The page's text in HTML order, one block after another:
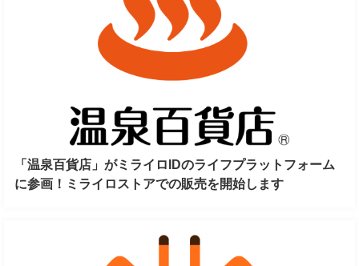
「温泉百貨店」がミライロIDのライフプラットフォーム
に参画！ミライロストアでの販売を開始します